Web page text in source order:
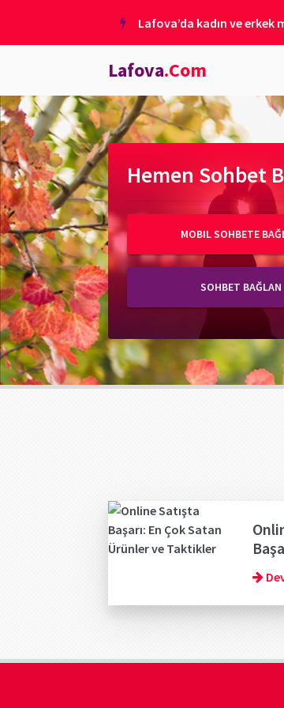
Lafova’da kadın ve
Lafova.Com
Hemen Sohbet
MOBIL SOHBETE
SOHBET BAĞLAN